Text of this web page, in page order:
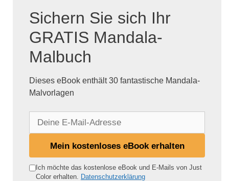
Sichern Sie sich Ihr
GRATIS Mandala-
Malbuch
Dieses eBook enthält 30 fantastische Mandala-
Malvorlagen
e
Mein kostenloses eBook erhalten
Ich möchte das kostenlose eBook und E-Mails von Just
Color erhalten.
Datenschutzerklärung